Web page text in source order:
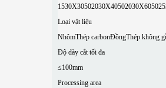
1530X30502030X40502030X6050
Loại vật liệu
NhômThép carbonĐồngThép không gỉ
Độ dày cắt tối đa
≤100mm
Processing area